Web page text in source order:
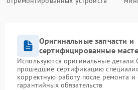
Оригинальные запчасти и
сертифицированные
Используются оригинальные детали
прошедшие сертификацию
корректную работу после ремонта и
гарантийных обязательств